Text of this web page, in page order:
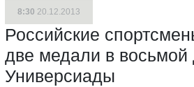
8:30 20.12.2013
Российские
две медали в восьмой
Универсиады